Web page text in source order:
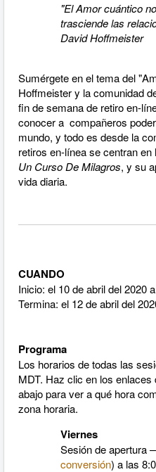
"El Amor cuántico
trasciende las
David Hoffmeister
Sumérgete en el tema del
Hoffmeister y la comunidad
fin de semana de retiro en-
conocer a compañeros
mundo, y todo es desde la
retiros en-línea se centran
Un Curso De Milagros, y su
vida diaria.
CUANDO
Inicio: el 10 de abril del 2020
Termina: el 12 de abril del
Programa
Los horarios de todas las
MDT. Haz clic en los
abajo para ver a qué hora
zona horaria.
Viernes
Sesión de apertura
conversión) a las